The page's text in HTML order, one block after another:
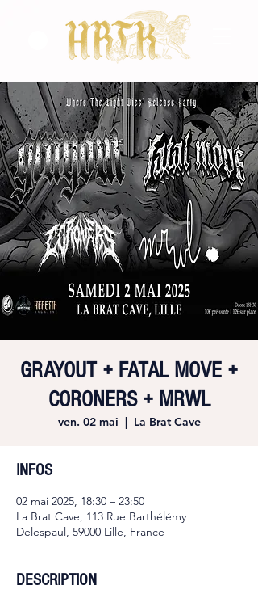
GRAYOUT + FATAL MOVE +
CORONERS + MRWL
ven. 02 mai
  |
La Brat Cave
INFOS
02 mai 2025, 18:30 – 23:50
La Brat Cave, 113 Rue Barthélémy
Delespaul, 59000 Lille, France
DESCRIPTION